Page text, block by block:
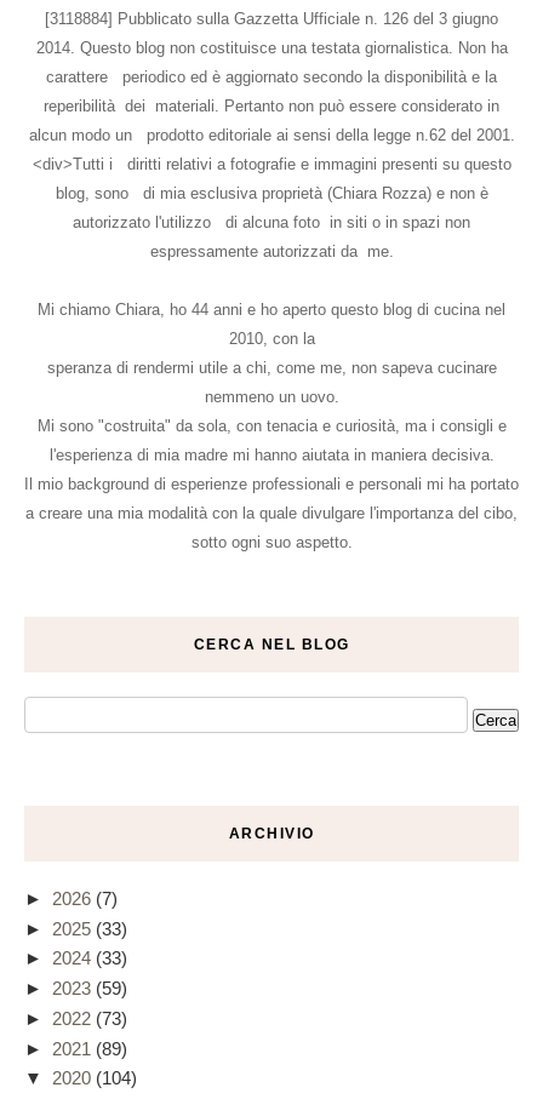
[3118884] Pubblicato sulla Gazzetta Ufficiale n. 126 del 3 giugno
2014. Questo blog non costituisce una testata giornalistica. Non ha
carattere periodico ed è aggiornato secondo la disponibilità e la
reperibilità dei materiali. Pertanto non può essere considerato in
alcun modo un prodotto editoriale ai sensi della legge n.62 del 2001.
<div>Tutti i diritti relativi a fotografie e immagini presenti su questo
blog, sono di mia esclusiva proprietà (Chiara Rozza) e non è
autorizzato l'utilizzo di alcuna foto in siti o in spazi non
espressamente autorizzati da me.
Mi chiamo Chiara, ho 44 anni e ho aperto questo blog di cucina nel
2010, con la
speranza di rendermi utile a chi, come me, non sapeva cucinare
nemmeno un uovo.
Mi sono "costruita" da sola, con tenacia e curiosità, ma i consigli e
l'esperienza di mia madre mi hanno aiutata in maniera decisiva.
Il mio background di esperienze professionali e personali mi ha portato
a creare una mia modalità con la quale divulgare l'importanza del cibo,
sotto ogni suo aspetto.
CERCA NEL BLOG
ARCHIVIO
► 2026 (7)
► 2025 (33)
► 2024 (33)
► 2023 (59)
► 2022 (73)
► 2021 (89)
▼ 2020 (104)